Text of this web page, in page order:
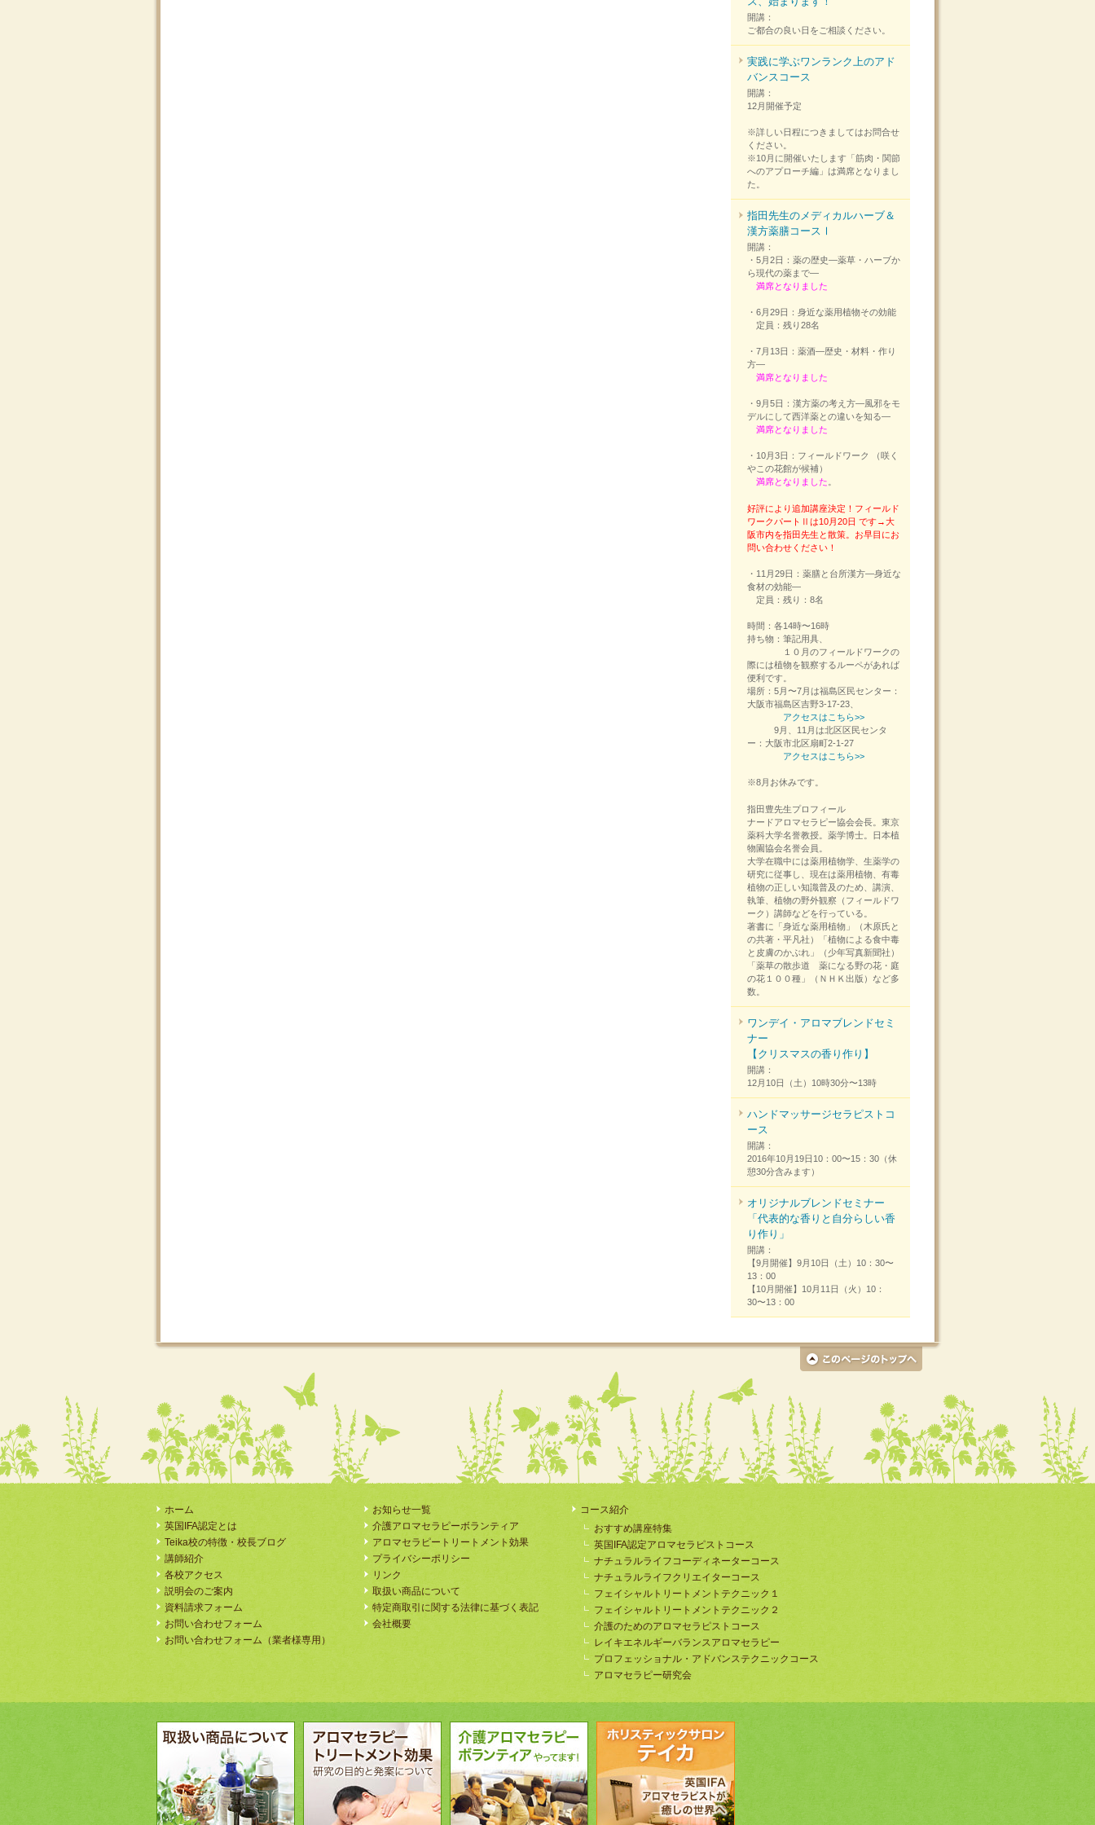
開講：
ご都合の良い日をご相談ください。
実践に学ぶワンランク上のアド
バンスコース
開講：
12月開催予定
※詳しい日程につきましてはお問合せ
ください。
※10月に開催いたします「筋肉・関節
へのアプローチ編」は満席となりまし
た。
指田先生のメディカルハーブ＆
漢方薬膳コースⅠ
開講：
・5月2日：薬の歴史―薬草・ハーブか
ら現代の薬まで―
満席となりました
・6月29日：身近な薬用植物その効能
定員：残り28名
・7月13日：薬酒―歴史・材料・作り
方―
満席となりました
・9月5日：漢方薬の考え方―風邪をモ
デルにして西洋薬との違いを知る―
満席となりました
・10月3日：フィールドワーク （咲く
やこの花館が候補）
満席となりました
好評により追加講座決定！フィールド
ワークパートⅡは10月20日 です→大
阪市内を指田先生と散策。お早目にお
問い合わせください！
・11月29日：薬膳と台所漢方―身近な
食材の効能―
定員：残り：8名
時間：各14時〜16時
持ち物：筆記用具、
１０月のフィールドワークの
際には植物を観察するルーペがあれば
便利です。
場所：5月〜7月は福島区民センター：
大阪市福島区吉野3-17-23、
アクセスはこちら>>
9月、11月は北区区民センタ
ー：大阪市北区扇町2-1-27
アクセスはこちら>>
※8月お休みです。
指田豊先生プロフィール
ナードアロマセラピー協会会長。東京
薬科大学名誉教授。薬学博士。日本植
物園協会名誉会員。
大学在職中には薬用植物学、生薬学の
研究に従事し、現在は薬用植物、有毒
植物の正しい知識普及のため、講演、
執筆、植物の野外観察（フィールドワ
ーク）講師などを行っている。
著書に「身近な薬用植物」（木原氏と
の共著・平凡社）「植物による食中毒
と皮膚のかぶれ」（少年写真新聞社）
「薬草の散歩道 薬になる野の花・庭
の花１００種」（ＮＨＫ出版）など多
数。
ワンデイ・アロマブレンドセミ
ナー
【クリスマスの香り作り】
開講：
12月10日（土）10時30分〜13時
ハンドマッサージセラピストコ
ース
開講：
2016年10月19日10：00〜15：30（休
憩30分含みます）
オリジナルブレンドセミナー
「代表的な香りと自分らしい香
り作り」
開講：
【9月開催】9月10日（土）10：30〜
13：00
【10月開催】10月11日（火）10：
30〜13：00
ホーム
英国IFA認定とは
Teika校の特徴・校長ブログ
講師紹介
各校アクセス
説明会のご案内
資料請求フォーム
お問い合わせフォーム
お問い合わせフォーム（業者様専用）
お知らせ一覧
介護アロマセラピーボランティア
アロマセラピートリートメント効果
プライバシーポリシー
リンク
取扱い商品について
特定商取引に関する法律に基づく表記
会社概要
コース紹介
おすすめ講座特集
英国IFA認定アロマセラピストコース
ナチュラルライフコーディネーターコース
ナチュラルライフクリエイターコース
フェイシャルトリートメントテクニック１
フェイシャルトリートメントテクニック２
介護のためのアロマセラピストコース
レイキエネルギーバランスアロマセラピー
プロフェッショナル・アドバンステクニックコース
アロマセラピー研究会